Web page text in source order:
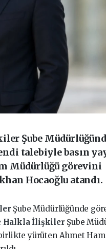
Şube
talebiyle basın
Müdürlüğü görevini
Hocaoğlu atandı.
Şube Müdürlüğünde
Halkla İlişkiler Şube
yürüten Ahmet